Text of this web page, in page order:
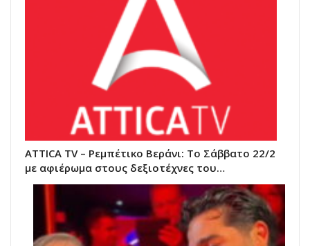
ATTICA TV – Ρεμπέτικο Βεράνι: Το Σάββατο 22/2
με αφιέρωμα στους δεξιοτέχνες του…